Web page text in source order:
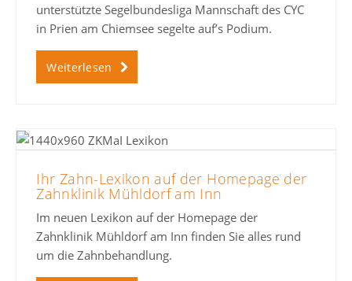
unterstützte Segelbundesliga Mannschaft des CYC
in Prien am Chiemsee segelte auf’s Podium.
Weiterlesen
Ihr Zahn-Lexikon auf der Homepage der
Zahnklinik Mühldorf am Inn
Im neuen Lexikon auf der Homepage der
Zahnklinik Mühldorf am Inn finden Sie alles rund
um die Zahnbehandlung.